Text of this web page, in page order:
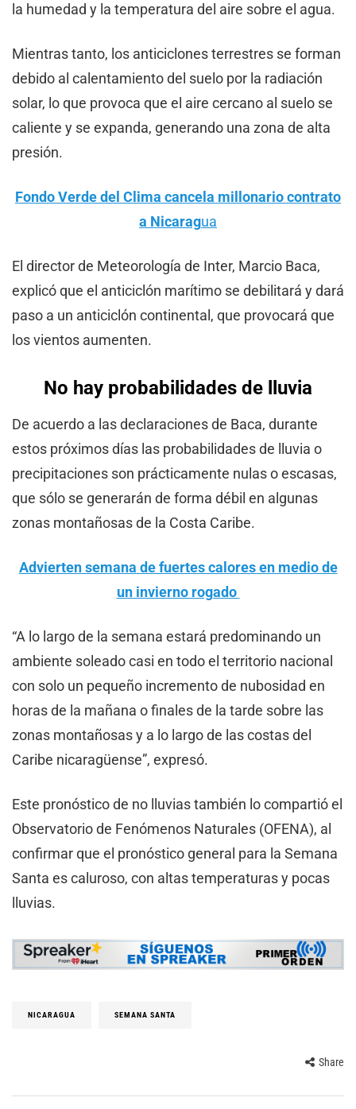
la humedad y la temperatura del aire sobre el agua.
Mientras tanto, los anticiclones terrestres se forman
debido al calentamiento del suelo por la radiación
solar, lo que provoca que el aire cercano al suelo se
caliente y se expanda, generando una zona de alta
presión.
Fondo Verde del Clima cancela millonario contrato
a Nicaragua
El director de Meteorología de Inter, Marcio Baca,
explicó que el anticiclón marítimo se debilitará y dará
paso a un anticiclón continental, que provocará que
los vientos aumenten.
No hay probabilidades de lluvia
De acuerdo a las declaraciones de Baca, durante
estos próximos días las probabilidades de lluvia o
precipitaciones son prácticamente nulas o escasas,
que sólo se generarán de forma débil en algunas
zonas montañosas de la Costa Caribe.
Advierten semana de fuertes calores en medio de
un invierno rogado
“A lo largo de la semana estará predominando un
ambiente soleado casi en todo el territorio nacional
con solo un pequeño incremento de nubosidad en
horas de la mañana o finales de la tarde sobre las
zonas montañosas y a lo largo de las costas del
Caribe nicaragüense”, expresó.
Este pronóstico de no lluvias también lo compartió el
Observatorio de Fenómenos Naturales (OFENA), al
confirmar que el pronóstico general para la Semana
Santa es caluroso, con altas temperaturas y pocas
lluvias.
NICARAGUA SEMANA SANTA
Share